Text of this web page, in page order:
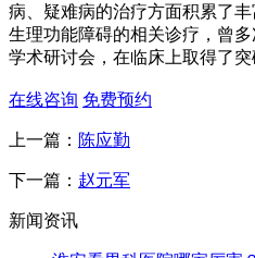
病、疑难病的治疗方面积累了
生理功能障碍的相关诊疗，曾
学术研讨会，在临床上取得了突
在线咨询 免费预约
上一篇： 陈应勤
下一篇： 赵元军
新闻资讯